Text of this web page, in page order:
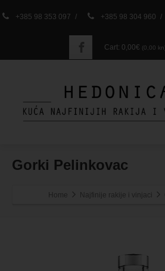
+385 98 353 097 / +385 98 304 960 /
Cart: 0,00€ (0,00
Gorki Pelinkovac
Home Najfinije rakije i vinjaci